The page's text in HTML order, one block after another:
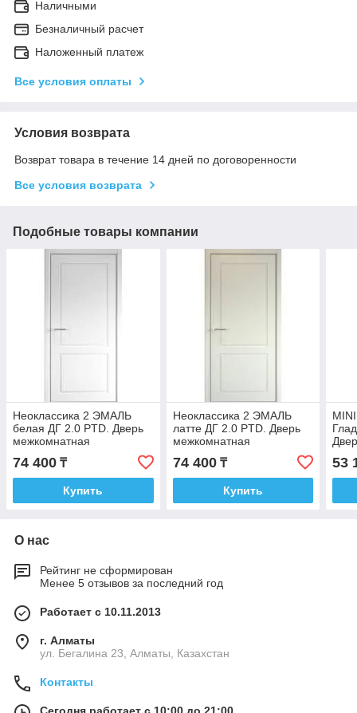
Наличными
Безналичный расчет
Наложенный платеж
Все условия оплаты
Условия возврата
Возврат товара в течение 14 дней по договоренности
Все условия возврата
Подобные товары компании
Неоклассика 2 ЭМАЛЬ
белая ДГ 2.0 PTD. Дверь
межкомнатная
74 400 ₸
Купить
Неоклассика 2 ЭМАЛЬ
латте ДГ 2.0 PTD. Дверь
межкомнатная
74 400₸
Купить
53
О нас
Рейтинг не сформирован
Менее 5 отзывов за последний год
Работает с 10.11.2013
г. Алматы
ул. Бегалина 23, Алматы, Казахстан
Контакты